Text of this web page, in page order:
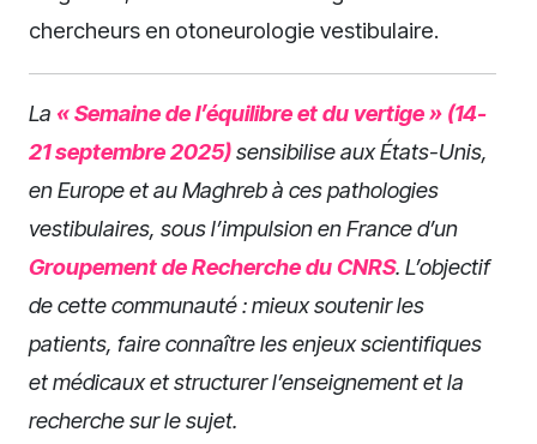
chercheurs en otoneurologie vestibulaire.
La « Semaine de l’équilibre et du vertige » (14-
21 septembre 2025)sensibilise aux États-Unis,
en Europe et au Maghreb à ces pathologies
vestibulaires, sous l’impulsion en France d’un
Groupement de Recherche du CNRS. L’objectif
de cette communauté : mieux soutenir les
patients, faire connaître les enjeux scientifiques
et médicaux et structurer l’enseignement et la
recherche sur le sujet.